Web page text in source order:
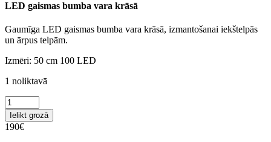
LED gaismas bumba vara krāsā
Gaumīga LED gaismas bumba vara krāsā, izmantošanai iekštelpās
un ārpus telpām.
Izmēri: 50 cm 100 LED
1 noliktavā
Ielikt grozā
190€